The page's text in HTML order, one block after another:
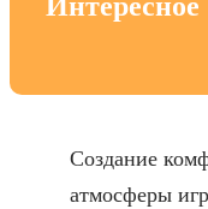
Интересное
Создание
атмосферы